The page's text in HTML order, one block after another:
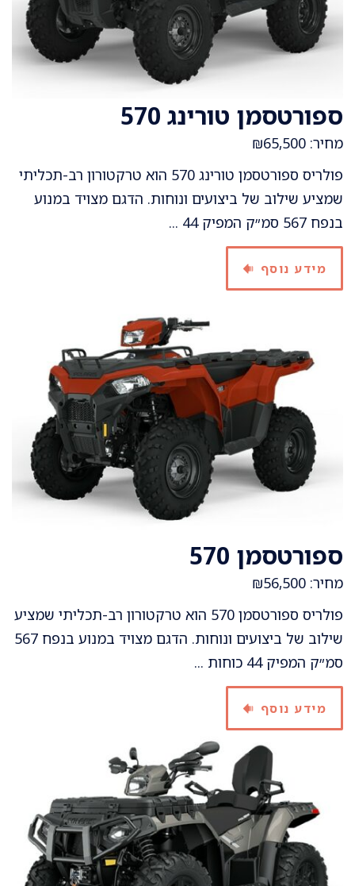
ספורטסמן טורינג 570
מחיר: ₪65,500
פולריס ספורטסמן טורינג 570 הוא טרקטורון רב-תכליתי
שמציע שילוב של ביצועים ונוחות. הדגם מצויד במנוע
בנפח 567 סמ״ק המפיק 44 ...
מידע נוסף
ספורטסמן 570
מחיר: ₪56,500
פולריס ספורטסמן 570 הוא טרקטורון רב-תכליתי שמציע
שילוב של ביצועים ונוחות. הדגם מצויד במנוע בנפח 567
סמ״ק המפיק 44 כוחות ...
מידע נוסף